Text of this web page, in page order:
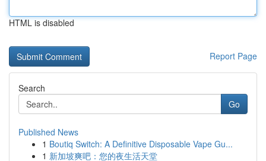
HTML is disabled
Report Page
Search
Go
Published News
1 Boutiq Switch: A Definitive Disposable Vape Gu...
1 新加坡爽吧：您的夜生活天堂